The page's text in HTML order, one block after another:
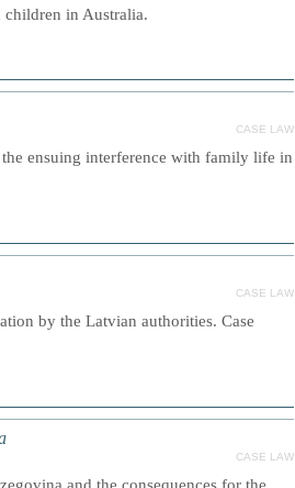
children in Australia.
CASE LAW
ensuing interference with family life in
CASE LAW
by the Latvian authorities. Case
CASE LAW